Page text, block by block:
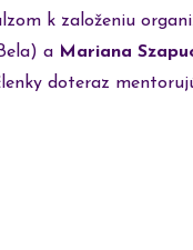
k založeniu
a Mariana
doteraz